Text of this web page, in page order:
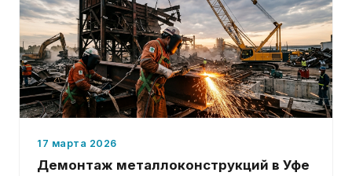
17 марта 2026
Демонтаж металлоконструкций в Уфе